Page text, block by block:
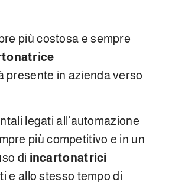
più costosa e sempre
presente in azienda verso
legati all’automazione
più competitivo e in un
di incartonatrici
e allo stesso tempo di